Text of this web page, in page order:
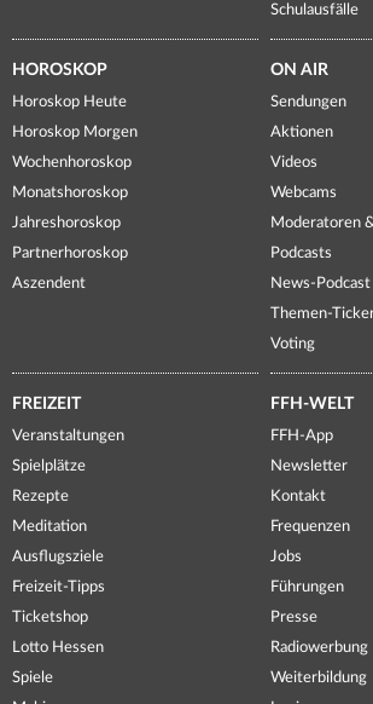
Schulausfälle
HOROSKOP
Horoskop Heute
Horoskop Morgen
Wochenhoroskop
Monatshoroskop
Jahreshoroskop
Partnerhoroskop
Aszendent
ON AIR
Sendungen
Aktionen
Videos
Webcams
Moderatoren
Podcasts
News-Podcast
Themen-
Voting
FREIZEIT
Veranstaltungen
Spielplätze
Rezepte
Meditation
Ausflugsziele
Freizeit-Tipps
Ticketshop
Lotto Hessen
Spiele
FFH-WELT
FFH-App
Newsletter
Kontakt
Frequenzen
Jobs
Führungen
Presse
Radiowerbung
Weiterbildung